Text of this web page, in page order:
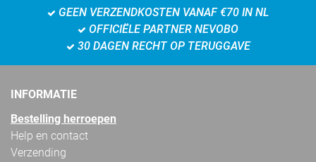
GEEN VERZENDKOSTEN VANAF €70 IN NL
OFFICIËLE PARTNER NEVOBO
30 DAGEN RECHT OP TERUGGAVE
INFORMATIE
Bestelling herroepen
Help en contact
Verzending